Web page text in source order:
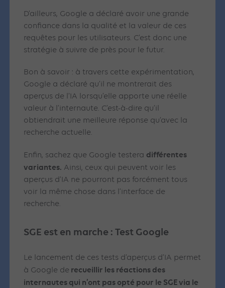
D’ailleurs, Google a déclaré avoir une grande
confiance dans la qualité et la valeur de ces
requêtes pour les utilisateurs. C’est donc une
stratégie à suivre de près pour le futur.
Bon à savoir : à travers cette expérimentation,
Google a déclaré qu’il ne montrerait des
aperçus de l’IA lorsqu’elle apporte une réelle
valeur à l’internaute. C’est-à-dire qu’il
obtiendrait une meilleure réponse qu’avec la
recherche actuelle.
Enfin, sachez que Google testera différentes
variantes. Ainsi, ceux qui peuvent voir les
aperçus d’IA ne pourront pas forcément tous
voir la même chose dans l’interface de
recherche.
SGE est en marche : Test Google
Le lancement de ces tests d’aperçus d’IA permet
à Google de recueillir les réactions des
internautes qui n’ont pas opté pour le SGE via le